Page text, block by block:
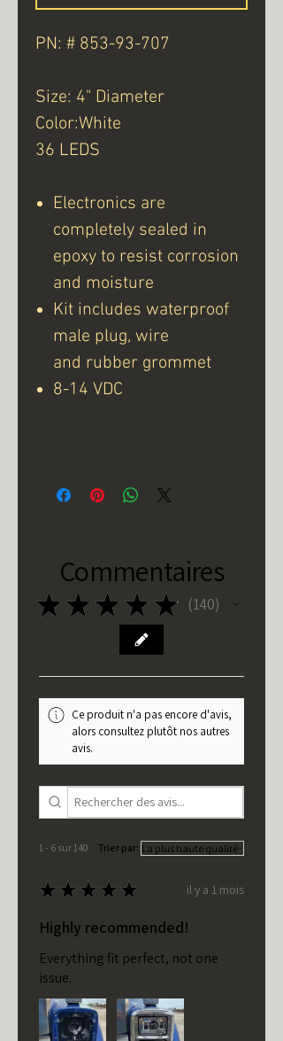
PN: # 853-93-707
Size: 4" Diameter
Color:White
36 LEDS
Electronics are
completely sealed in
epoxy to resist corrosion
and moisture
Kit includes waterproof
male plug, wire
and rubber grommet
8-14 VDC
Commentaires
★ ★ ★ ★ ★ 140
140
Ce produit n'a pas encore d'avis,
alors consultez plutôt nos autres
avis.
1 - 6 sur 140 Trier par:
★ ★ ★ ★ ★ il y a 1 mois
Highly recommended!
Everything fit perfect, not one
issue.